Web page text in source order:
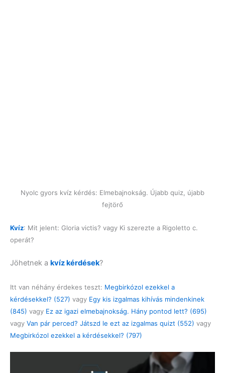
Nyolc gyors kvíz kérdés: Elmebajnokság. Újabb quiz, újabb
fejtörő
Kvíz: Mit jelent: Gloria victis? vagy Ki szerezte a Rigoletto c.
operát?
Jöhetnek a kvíz kérdések?
Itt van néhány érdekes teszt: Megbirkózol ezekkel a
kérdésekkel? (527) vagy Egy kis izgalmas kihívás mindenkinek
(845) vagy Ez az igazi elmebajnokság. Hány pontod lett? (695)
vagy Van pár perced? Játszd le ezt az izgalmas quizt (552) vagy
Megbirkózol ezekkel a kérdésekkel? (797)